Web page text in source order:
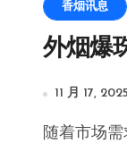
香烟讯息
外烟爆
11 月 17, 2025
随着市场